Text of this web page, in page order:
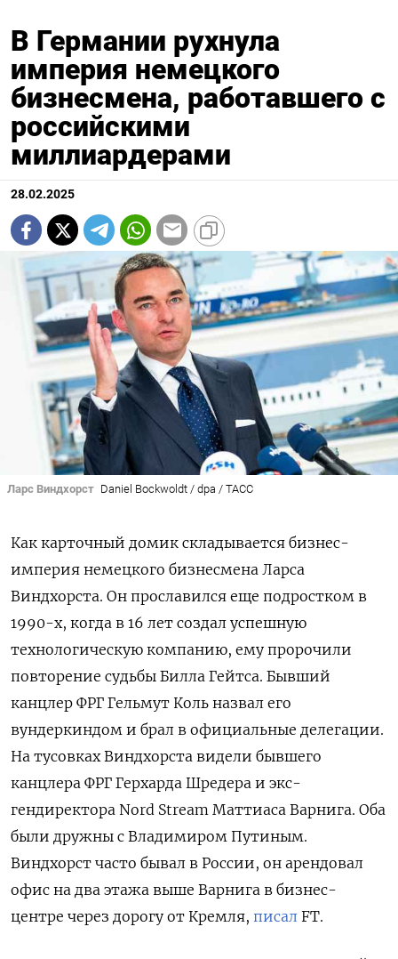
В Германии рухнула
империя немецкого
бизнесмена, работавшего с
российскими
миллиардерами
28.02.2025
Ларс Виндхорст Daniel Bockwoldt / dpa / ТАСС
Как карточный домик складывается бизнес-
империя немецкого бизнесмена Ларса
Виндхорста. Он прославился еще подростком в
1990-х, когда в 16 лет создал успешную
технологическую компанию, ему пророчили
повторение судьбы Билла Гейтса. Бывший
канцлер ФРГ Гельмут Коль назвал его
вундеркиндом и брал в официальные делегации.
На тусовках Виндхорста видели бывшего
канцлера ФРГ Герхарда Шредера и экс-
гендиректора Nord Stream Маттиаса Варнига. Оба
были дружны с Владимиром Путиным.
Виндхорст часто бывал в России, он арендовал
офис на два этажа выше Варнига в бизнес-
центре через дорогу от Кремля, писал FT.